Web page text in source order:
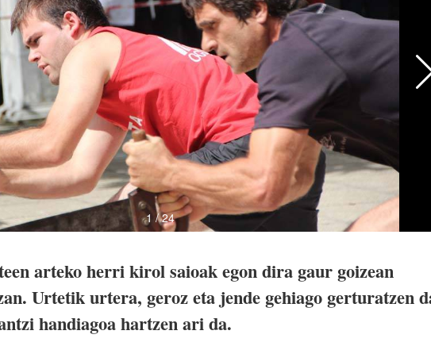
arteko herri kirol saioak egon dira gaur goizean
Urtetik urtera, geroz eta jende gehiago gerturatzen
handiagoa hartzen ari da.